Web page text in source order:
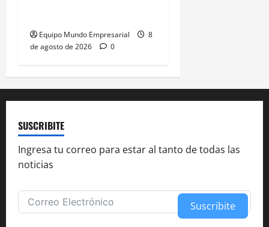
Equipo Mundo Empresarial
8
de agosto de 2026
0
SUSCRIBITE
Ingresa tu correo para estar al tanto de todas las
noticias
Suscribite